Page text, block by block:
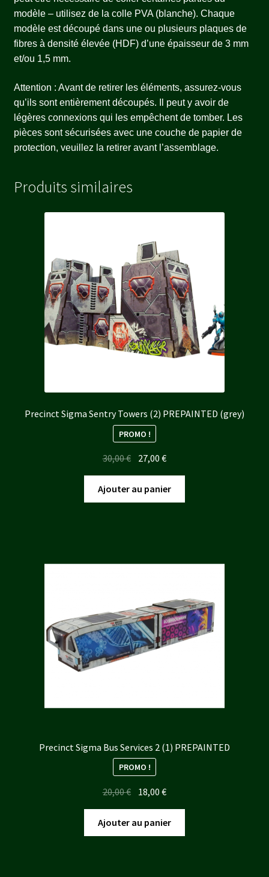
modèle – utilisez de la colle PVA (blanche). Chaque
modèle est découpé dans une ou plusieurs plaques de
fibres à densité élevée (HDF) d’une épaisseur de 3 mm
et/ou 1,5 mm.
Attention : Avant de retirer les éléments, assurez-vous
qu’ils sont entièrement découpés. Il peut y avoir de
légères connexions qui les empêchent de tomber. Les
pièces sont sécurisées avec une couche de papier de
protection, veuillez la retirer avant l’assemblage.
Produits similaires
Precinct Sigma Sentry Towers (2) PREPAINTED (grey)
PROMO !
30,00€ Le
prix
initial
était :
27,00€Le
prix
actuel
est :
Ajouter au panier
Precinct Sigma Bus Services 2 (1) PREPAINTED
PROMO !
20,00€ Le
initial
était :
18,00€Le
actuel
est :
Ajouter au panier